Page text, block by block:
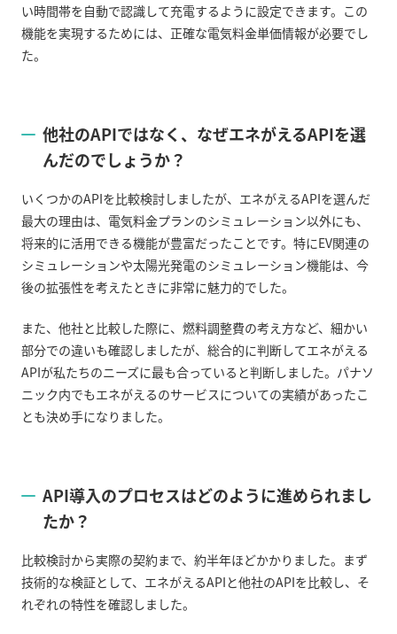
い時間帯を自動で認識して充電するように設定できます。この
機能を実現するためには、正確な電気料金単価情報が必要でし
た。
他社のAPIではなく、なぜエネがえるAPIを選
んだのでしょうか？
いくつかのAPIを比較検討しましたが、エネがえるAPIを選んだ
最大の理由は、電気料金プランのシミュレーション以外にも、
将来的に活用できる機能が豊富だったことです。特にEV関連の
シミュレーションや太陽光発電のシミュレーション機能は、今
後の拡張性を考えたときに非常に魅力的でした。
また、他社と比較した際に、燃料調整費の考え方など、細かい
部分での違いも確認しましたが、総合的に判断してエネがえる
APIが私たちのニーズに最も合っていると判断しました。パナソ
ニック内でもエネがえるのサービスについての実績があったこ
とも決め手になりました。
API導入のプロセスはどのように進められまし
たか？
比較検討から実際の契約まで、約半年ほどかかりました。まず
技術的な検証として、エネがえるAPI と他社のAPIを比較し、そ
れぞれの特性を確認しました。